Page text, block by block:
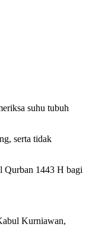
suhu tubuh
serta tidak
Qurban 1443 H bagi
Kurniawan,